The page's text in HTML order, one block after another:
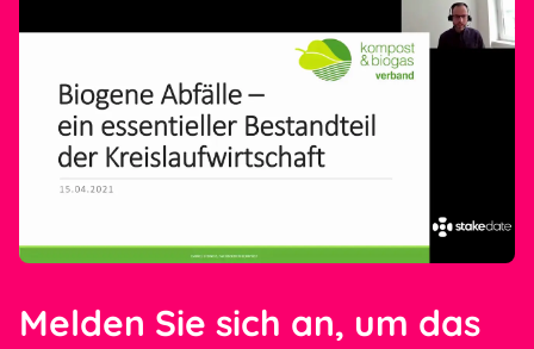
Melden Sie sich an, um das